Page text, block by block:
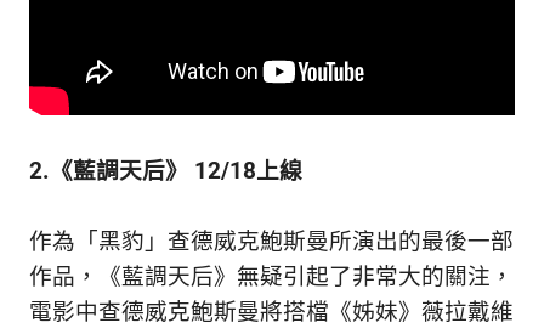
2.《藍調天后》 12/18上線
作為「黑豹」查德威克鮑斯曼所演出的最後一部
作品，《藍調天后》無疑引起了非常大的關注，
電影中查德威克鮑斯曼將搭檔《姊妹》薇拉戴維